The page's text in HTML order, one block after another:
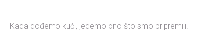
Kada dođemo kući, jedemo ono što smo pripremili.